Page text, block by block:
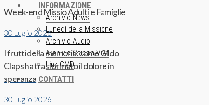
INFORMAZIONE
Archivio News
Lunedì della Missione
Archivio Audio
Archivio Chiesa Viva
Link CMD
CONTATTI
Week-end Missio Adulti e Famiglie
30 Luglio 2026
I frutti della memoria: come Gildo
Claps ha trasformato il dolore in
speranza
30 Luglio 2026